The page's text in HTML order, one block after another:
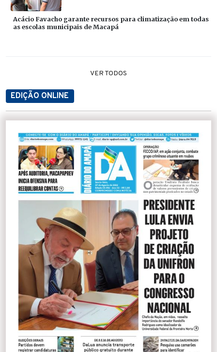
Acácio Favacho garante recursos para climatização em todas
as escolas municipais de Macapá
VER TODOS
EDIÇÃO ONLINE